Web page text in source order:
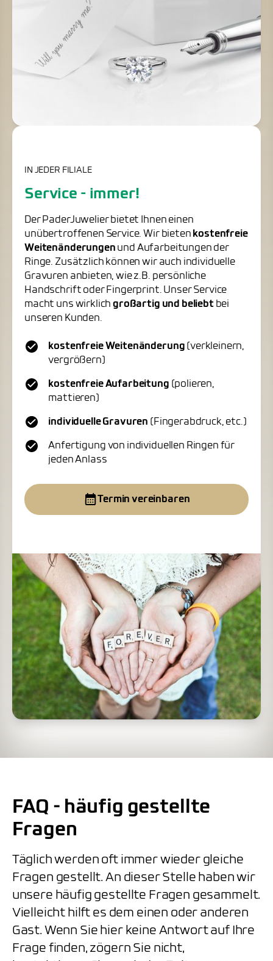
IN JEDER FILIALE
Service - immer!
Der PaderJuwelier bietet Ihnen einen
unübertroffenen Service. Wir bieten kostenfreie
Weitenänderungen und Aufarbeitungen der
Ringe. Zusätzlich können wir auch individuelle
Gravuren anbieten, wie z.B. persönliche
Handschrift oder Fingerprint. Unser Service
macht uns wirklichgroßartig und beliebtbei
unseren Kunden.
kostenfreie Weitenänderung (verkleinern,
vergrößern)
kostenfreie Aufarbeitung (polieren,
mattieren)
individuelle Gravuren (Fingerabdruck, etc.)
Anfertigung von individuellen Ringen für
jeden Anlass
Termin vereinbaren
FAQ - häufig gestellte
Fragen
Täglich werden oft immer wieder gleiche
Fragen gestellt. An dieser Stelle haben wir
unsere häufig gestellte Fragen gesammelt.
Vielleicht hilft es dem einen oder anderen
Gast. Wenn Sie hier keine Antwort auf Ihre
Frage finden, zögern Sie nicht,